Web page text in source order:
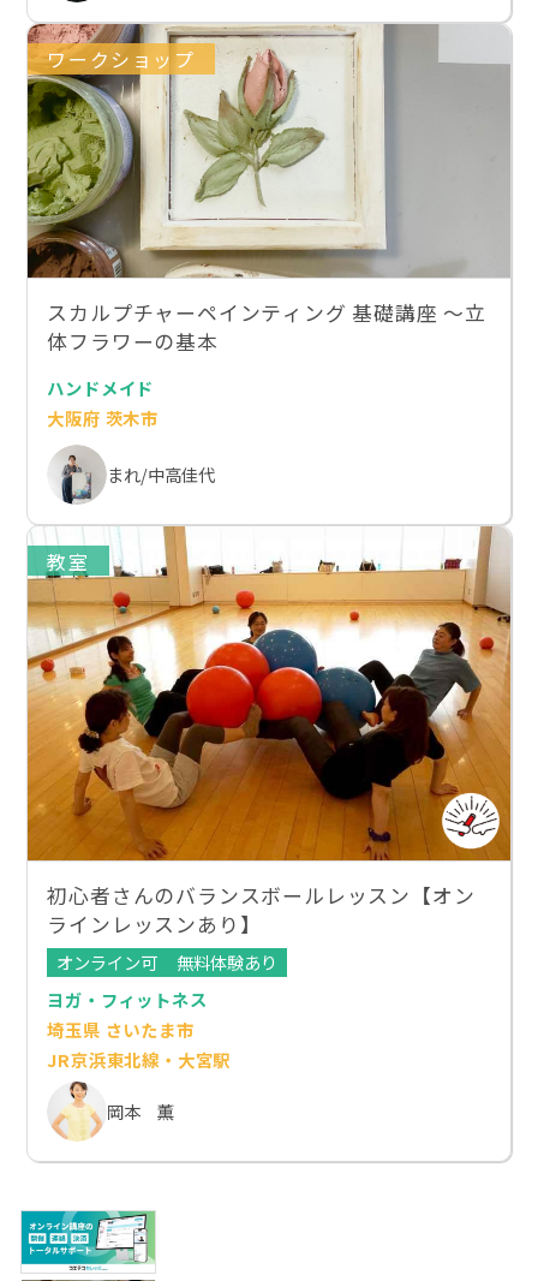
ワークショップ
スカルプチャーペインティング 基礎講座 〜立
体フラワーの基本
ハンドメイド
大阪府 茨木市
まれ/中高佳代
教室
初心者さんのバランスボールレッスン【オン
ラインレッスンあり】
オンライン可
無料体験あり
ヨガ・フィットネス
埼玉県 さいたま市
JR京浜東北線・大宮駅
岡本 薫